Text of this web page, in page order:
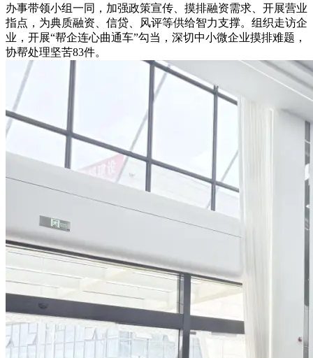
办事带领小组一同，加强政策宣传、摸排融资需求、开展营业
指点，为典质融资、信贷、风评等供给智力支撑。组织走访企
业，开展“帮企连心曲通车”勾当，深切中小微企业摸排难题，
协帮处理坚苦83件。